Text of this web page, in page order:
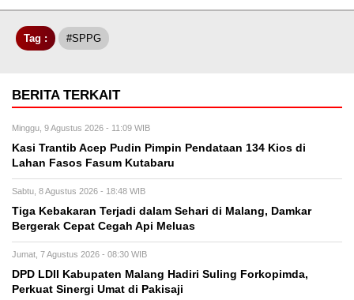
Tag : #SPPG
BERITA TERKAIT
Minggu, 9 Agustus 2026 - 11:09 WIB
Kasi Trantib Acep Pudin Pimpin Pendataan 134 Kios di
Lahan Fasos Fasum Kutabaru
Sabtu, 8 Agustus 2026 - 18:48 WIB
Tiga Kebakaran Terjadi dalam Sehari di Malang, Damkar
Bergerak Cepat Cegah Api Meluas
Jumat, 7 Agustus 2026 - 08:30 WIB
DPD LDII Kabupaten Malang Hadiri Suling Forkopimda,
Perkuat Sinergi Umat di Pakisaji